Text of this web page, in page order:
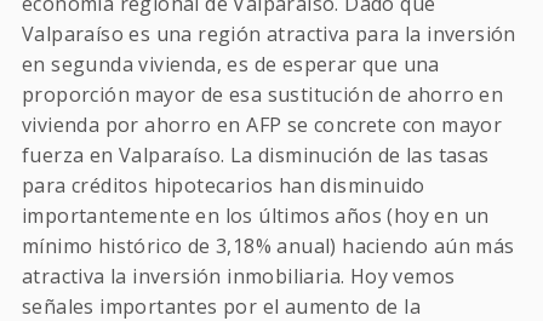
Valparaíso es una región atractiva para la inversión
en segunda vivienda, es de esperar que una
proporción mayor de esa sustitución de ahorro en
vivienda por ahorro en AFP se concrete con mayor
fuerza en Valparaíso. La disminución de las tasas
para créditos hipotecarios han disminuido
importantemente en los últimos años (hoy en un
mínimo histórico de 3,18% anual) haciendo aún más
atractiva la inversión inmobiliaria. Hoy vemos
señales importantes por el aumento de la